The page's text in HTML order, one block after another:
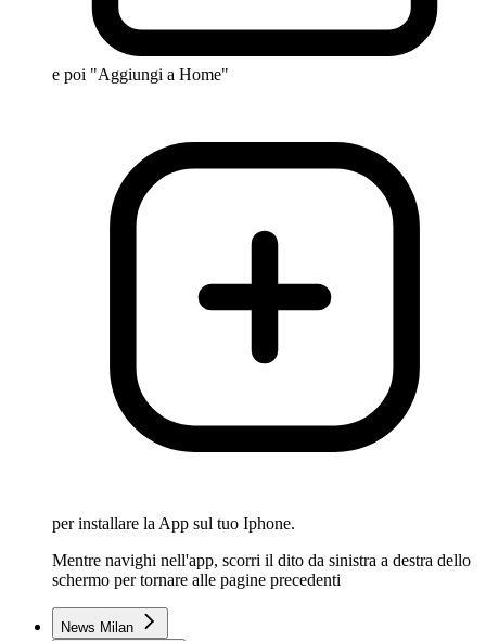
e poi "Aggiungi a Home"
per installare la App sul tuo Iphone.
Mentre navighi nell'app, scorri il dito da sinistra a destra dello
schermo per tornare alle pagine precedenti
News Milan